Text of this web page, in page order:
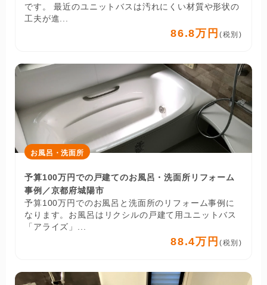
です。 最近のユニットバスは汚れにくい材質や形状の
工夫が進...
86.8万円 (税別)
お風呂・洗面所
予算100万円での戸建てのお風呂・洗面所リフォーム
事例／京都府城陽市
予算100万円でのお風呂と洗面所のリフォーム事例に
なります。お風呂はリクシルの戸建て用ユニットバス
「アライズ」...
88.4万円 (税別)